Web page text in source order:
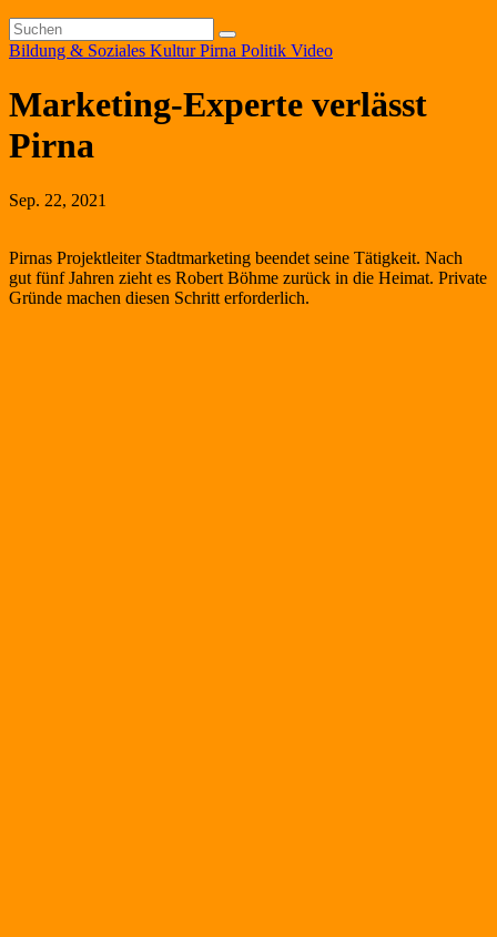
Bildung & Soziales KulturPirna Politik Video
Marketing-Experte verlässt
Pirna
Sep. 22, 2021
Pirnas Projektleiter Stadtmarketing beendet seine Tätigkeit. Nach
gut fünf Jahren zieht es Robert Böhme zurück in die Heimat. Private
Gründe machen diesen Schritt erforderlich.